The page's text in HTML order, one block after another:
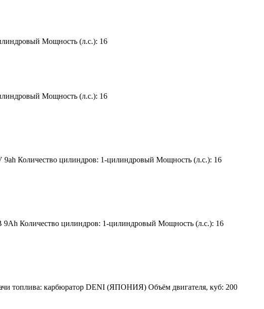
Мощность (л.с.): 16
Мощность (л.с.): 16
9ah Количество цилиндров: 1-цилиндровый Мощность (л.с.): 16
9Ah Количество цилиндров: 1-цилиндровый Мощность (л.с.): 16
топлива: карбюратор DENI (ЯПОНИЯ) Объём двигателя, куб: 200